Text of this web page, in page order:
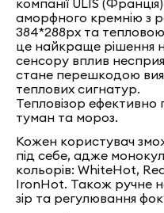
компанії ULIS
аморфного кремнію з
384*288px та
це найкраще рішення
сенсору вплив
стане перешкодою
теплових сигнатур.
Тепловізор ефективно
туман та мороз.
Кожен користувач
під себе, адже
кольорів: WhiteHot,
IronHot. Також ручне
зір та регулювання